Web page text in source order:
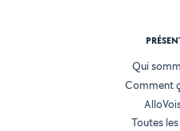
Qui
Comment
Toutes